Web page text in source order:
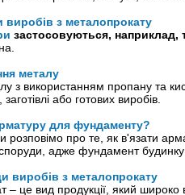
виробів з металопрокату
застосовуються, наприклад,
металу
з використанням пропану та
або готових виробів.
для фундаменту?
розповімо про те, як в'язати
адже фундамент
виробів з металопрокату
– це вид продукції, який широко